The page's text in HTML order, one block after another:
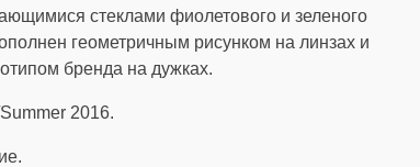
стеклами фиолетового и зеленого
геометричным рисунком на линзах и
бренда на дужках.
2016.